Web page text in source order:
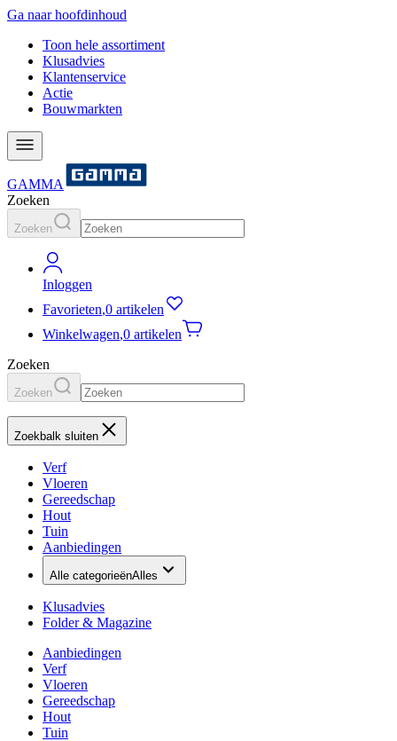
Ga naar hoofdinhoud
Toon hele assortiment
Klusadvies
Klantenservice
Actie
Bouwmarkten
GAMMA
Zoeken
Zoeken
Inloggen
Favorieten,0 artikelen
Winkelwagen,0 artikelen
Zoeken
Zoeken
Zoekbalk sluiten
Verf
Vloeren
Gereedschap
Hout
Tuin
Aanbiedingen
Alle categorieënAlles
Klusadvies
Folder & Magazine
Aanbiedingen
Verf
Vloeren
Gereedschap
Hout
Tuin